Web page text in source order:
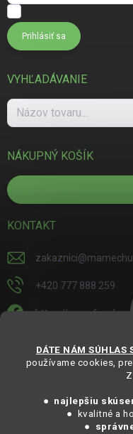
DÁTE NÁM SÚHLAS
používame cookies,
● najlepšiu
● kvalitné a
●
Prihlásiť sa
VYHĽADÁVANIE
NÁKUPNÝ KOŠÍK
KONTAKT
zakaznici@
+420 777 888 259
https://
https://
@mamechut.czsk